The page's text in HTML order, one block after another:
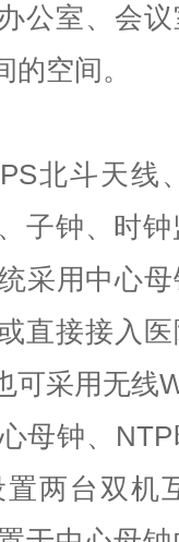
公室、会
空间。
北斗天线
子钟、时
采用中心
直接接入
可采用无线
母钟、 NTP
两台双机